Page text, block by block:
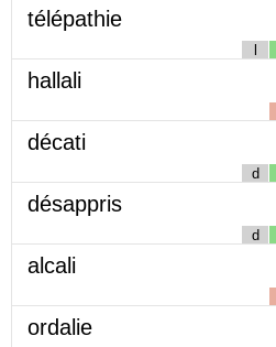
télépathie
l
hallali
décati
d
désappris
d
alcali
ordalie